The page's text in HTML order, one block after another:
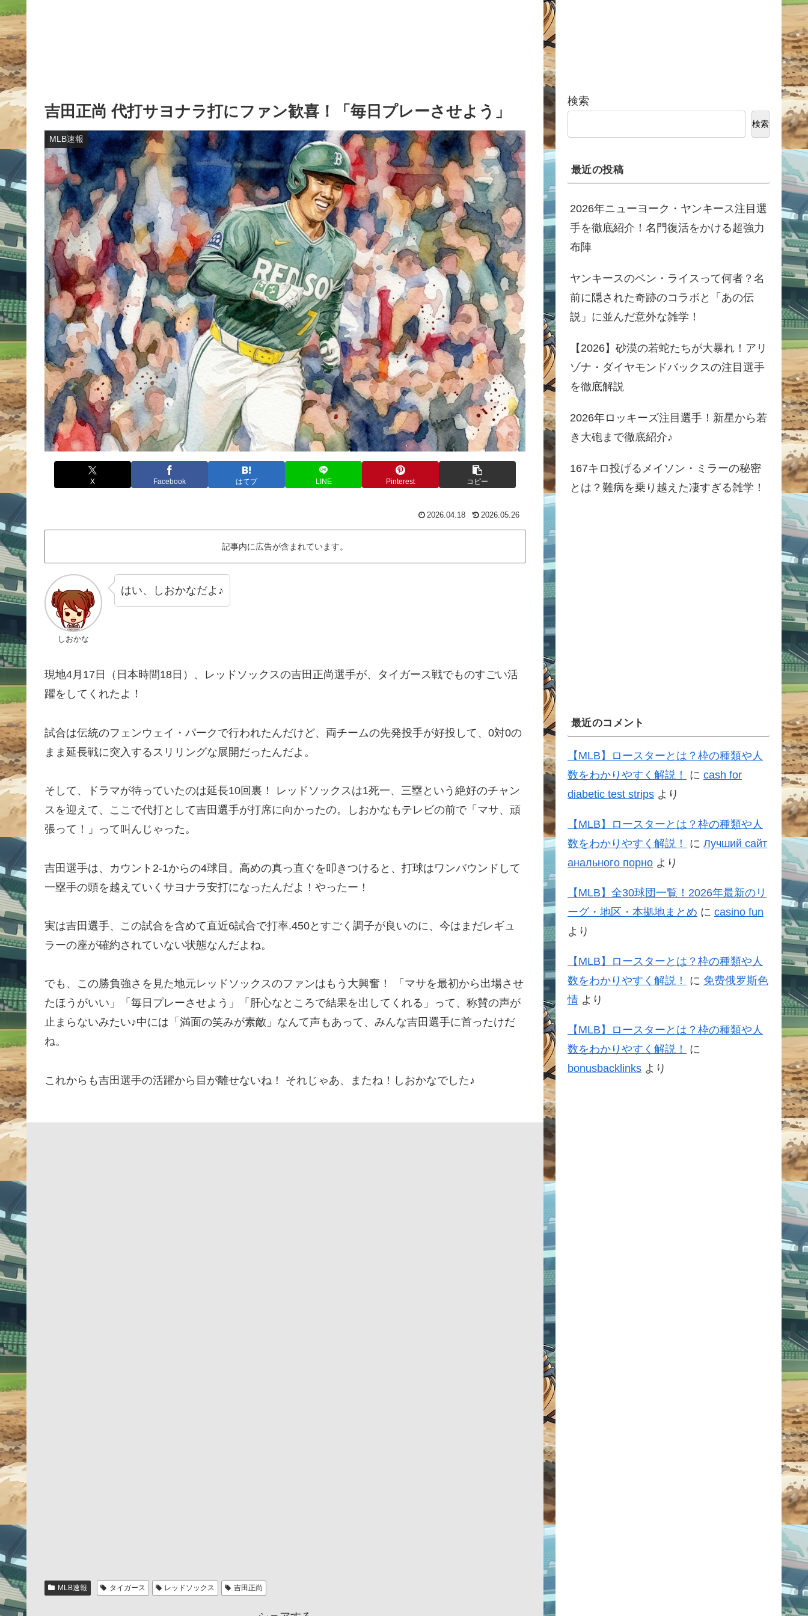
吉田正尚 代打サヨナラ打にファン歓喜！「毎日プレーさせよう」
MLB速報
X Facebook はてブ LINE Pinterest コピー
2026.04.18 2026.05.26
記事内に広告が含まれています。
しおかな
はい、しおかなだよ♪
現地4月17日（日本時間18日）、レッドソックスの吉田正尚選手が、タイガース戦でものすごい活
躍をしてくれたよ！
試合は伝統のフェンウェイ・パークで行われたんだけど、両チームの先発投手が好投して、0対0の
まま延長戦に突入するスリリングな展開だったんだよ。
そして、ドラマが待っていたのは延長10回裏！ レッドソックスは1死一、三塁という絶好のチャン
スを迎えて、ここで代打として吉田選手が打席に向かったの。しおかなもテレビの前で「マサ、頑
張って！」って叫んじゃった。
吉田選手は、カウント2-1からの4球目。高めの真っ直ぐを叩きつけると、打球はワンバウンドして
一塁手の頭を越えていくサヨナラ安打になったんだよ！やったー！
実は吉田選手、この試合を含めて直近6試合で打率.450とすごく調子が良いのに、今はまだレギュ
ラーの座が確約されていない状態なんだよね。
でも、この勝負強さを見た地元レッドソックスのファンはもう大興奮！ 「マサを最初から出場させ
たほうがいい」「毎日プレーさせよう」「肝心なところで結果を出してくれる」って、称賛の声が
止まらないみたい♪中には「満面の笑みが素敵」なんて声もあって、みんな吉田選手に首ったけだ
ね。
これからも吉田選手の活躍から目が離せないね！ それじゃあ、またね！しおかなでした♪
MLB速報 タイガース レッドソックス 吉田正尚
検索
検索
最近の投稿
2026年ニューヨーク・ヤンキース注目選
手を徹底紹介！名門復活をかける超強力
布陣
ヤンキースのベン・ライスって何者？名
前に隠された奇跡のコラボと「あの伝
説」に並んだ意外な雑学！
【2026】砂漠の若蛇たちが大暴れ！アリ
ゾナ・ダイヤモンドバックスの注目選手
を徹底解説
2026年ロッキーズ注目選手！新星から若
き大砲まで徹底紹介♪
167キロ投げるメイソン・ミラーの秘密
とは？難病を乗り越えた凄すぎる雑学！
最近のコメント
【MLB】ロースターとは？枠の種類や人
数をわかりやすく解説！
に cash for
diabetic test strips より
【MLB】ロースターとは？枠の種類や人
数をわかりやすく解説！
に Лучший сайт
анального порно より
【MLB】全30球団一覧！2026年最新のリ
ーグ・地区・本拠地まとめ に casino fun
より
【MLB】ロースターとは？枠の種類や人
数をわかりやすく解説！
に 免费俄罗斯色
情 より
【MLB】ロースターとは？枠の種類や人
数をわかりやすく解説！
に
bonusbacklinks より